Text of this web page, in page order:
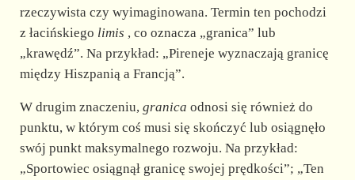
rzeczywista czy wyimaginowana. Termin ten pochodzi
z łacińskiego limis , co oznacza „granica” lub
„krawędź”. Na przykład: „Pireneje wyznaczają granicę
między Hiszpanią a Francją”.
W drugim znaczeniu, granica odnosi się również do
punktu, w którym coś musi się skończyć lub osiągnęło
swój punkt maksymalnego rozwoju. Na przykład:
„Sportowiec osiągnął granicę swojej prędkości”; „Ten